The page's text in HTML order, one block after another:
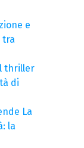
e
tra
thriller
di
La
la